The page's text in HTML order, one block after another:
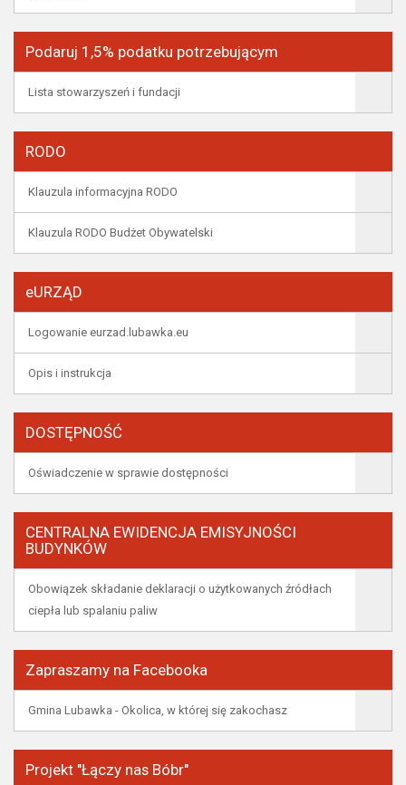
Podaruj 1,5% podatku potrzebującym
Lista stowarzyszeń i fundacji
RODO
Klauzula informacyjna RODO
Klauzula RODO Budżet Obywatelski
eURZĄD
Logowanie eurzad.lubawka.eu
Opis i instrukcja
DOSTĘPNOŚĆ
Oświadczenie w sprawie dostępności
CENTRALNA EWIDENCJA EMISYJNOŚCI
BUDYNKÓW
Obowiązek składanie deklaracji o użytkowanych źródłach
ciepła lub spalaniu paliw
Zapraszamy na Facebooka
Gmina Lubawka - Okolica, w której się zakochasz
Projekt "Łączy nas Bóbr"